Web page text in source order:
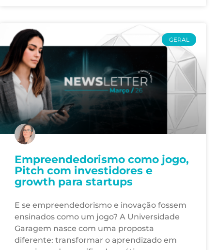
GERAL
Empreendedorismo como jogo,
Pitch com investidores e
growth para startups
E se empreendedorismo e inovação fossem
ensinados como um jogo? A Universidade
Garagem nasce com uma proposta
diferente: transformar o aprendizado em